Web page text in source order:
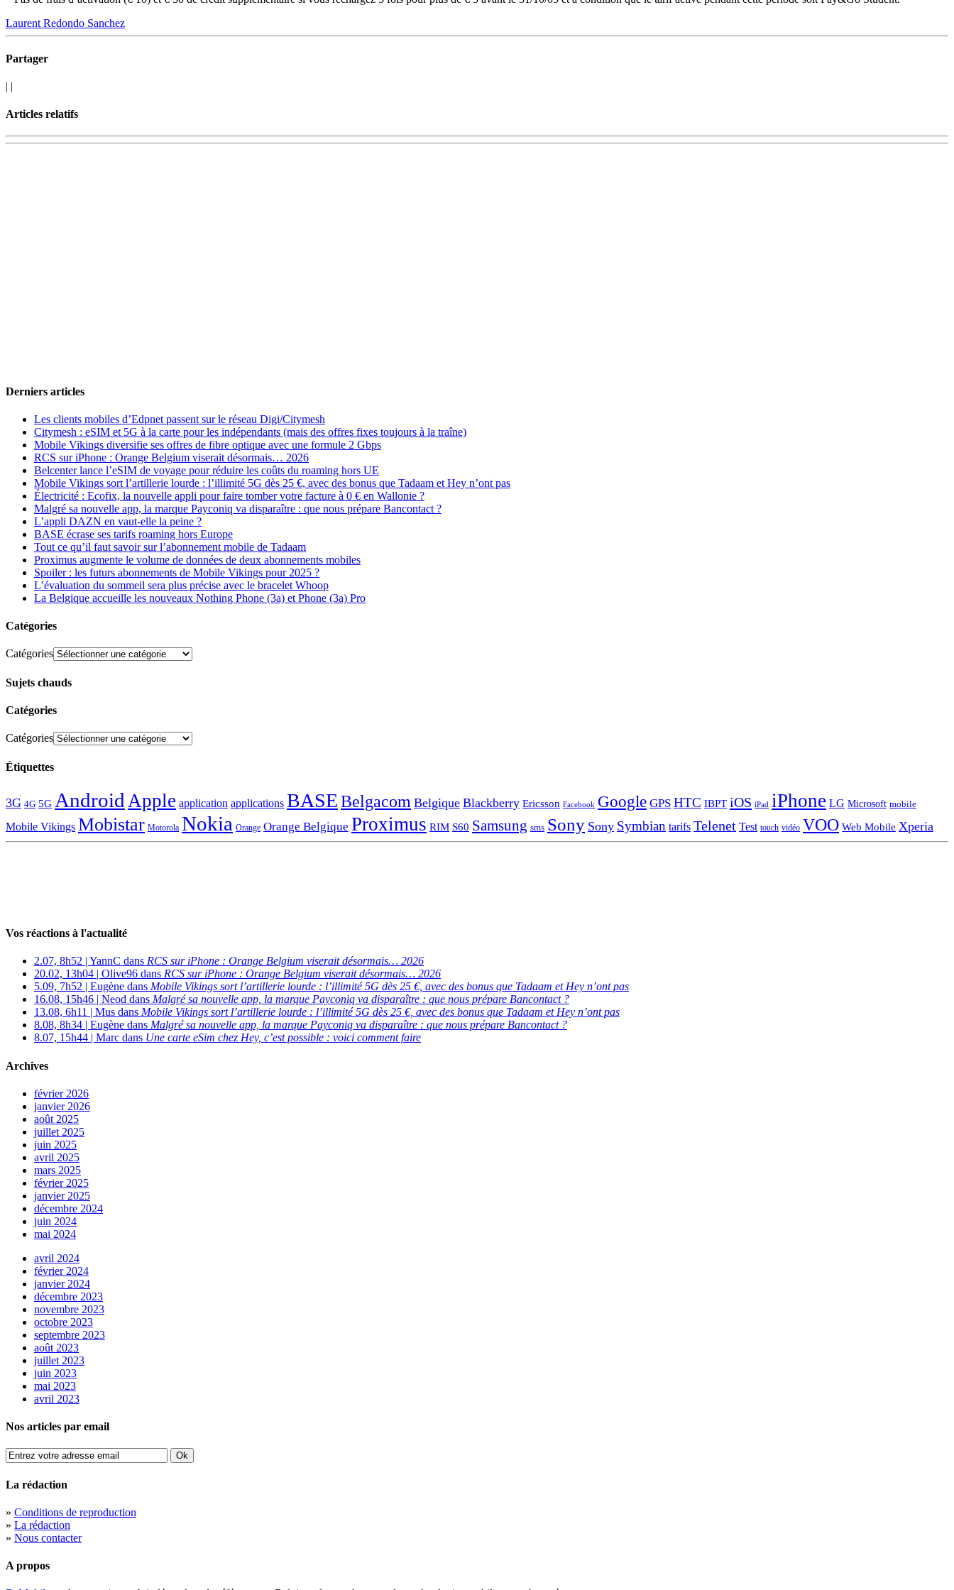
Laurent Redondo Sanchez
Partager
| |
Articles relatifs
Derniers articles
Les clients mobiles d’Edpnet passent sur le réseau Digi/Citymesh
Citymesh : eSIM et 5G à la carte pour les indépendants (mais des offres fixes toujours à la traîne)
Mobile Vikings diversifie ses offres de fibre optique avec une formule 2 Gbps
RCS sur iPhone : Orange Belgium viserait désormais… 2026
Belcenter lance l’eSIM de voyage pour réduire les coûts du roaming hors UE
Mobile Vikings sort l’artillerie lourde : l’illimité 5G dès 25 €, avec des bonus que Tadaam et Hey n’ont pas
Électricité : Ecofix, la nouvelle appli pour faire tomber votre facture à 0 € en Wallonie ?
Malgré sa nouvelle app, la marque Payconiq va disparaître : que nous prépare Bancontact ?
L’appli DAZN en vaut-elle la peine ?
BASE écrase ses tarifs roaming hors Europe
Tout ce qu’il faut savoir sur l’abonnement mobile de Tadaam
Proximus augmente le volume de données de deux abonnements mobiles
Spoiler : les futurs abonnements de Mobile Vikings pour 2025 ?
L’évaluation du sommeil sera plus précise avec le bracelet Whoop
La Belgique accueille les nouveaux Nothing Phone (3a) et Phone (3a) Pro
Catégories
Catégories
Sujets chauds
Catégories
Catégories
Étiquettes
3G 4G 5G Android Apple application applications BASEBelgacom Belgique Blackberry Ericsson Facebook Google GPS HTC IBPT iOS iPad iPhone LG Microsoft mobile
Mobile Vikings Mobistar Motorola Nokia Orange Orange Belgique Proximus RIM S60 Samsung sms Sony Sony Symbian tarifs Telenet Test touch vidéo VOO Web Mobile Xperia
Vos réactions à l'actualité
2.07, 8h52 | YannC dans RCS sur iPhone : Orange Belgium viserait désormais… 2026
20.02, 13h04 | Olive96 dans RCS sur iPhone : Orange Belgium viserait désormais… 2026
5.09, 7h52 | Eugène dans Mobile Vikings sort l’artillerie lourde : l’illimité 5G dès 25 €, avec des bonus que Tadaam et Hey n’ont pas
16.08, 15h46 | Neod dans Malgré sa nouvelle app, la marque Payconiq va disparaître : que nous prépare Bancontact ?
13.08, 6h11 | Mus dans Mobile Vikings sort l’artillerie lourde : l’illimité 5G dès 25 €, avec des bonus que Tadaam et Hey n’ont pas
8.08, 8h34 | Eugène dans Malgré sa nouvelle app, la marque Payconiq va disparaître : que nous prépare Bancontact ?
8.07, 15h44 | Marc dans Une carte eSim chez Hey, c’est possible : voici comment faire
Archives
février 2026
janvier 2026
août 2025
juillet 2025
juin 2025
avril 2025
mars 2025
février 2025
janvier 2025
décembre 2024
juin 2024
mai 2024
avril 2024
février 2024
janvier 2024
décembre 2023
novembre 2023
octobre 2023
septembre 2023
août 2023
juillet 2023
juin 2023
mai 2023
avril 2023
Nos articles par email
La rédaction
» Conditions de reproduction
» La rédaction
» Nous contacter
A propos